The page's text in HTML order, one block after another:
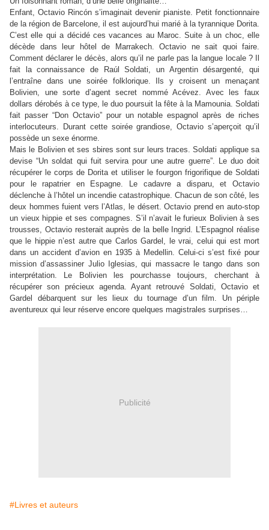
Enfant, Octavio Rincón s’imaginait devenir pianiste. Petit fonctionnaire
de la région de Barcelone, il est aujourd’hui marié à la tyrannique Dorita.
C’est elle qui a décidé ces vacances au Maroc. Suite à un choc, elle
décède dans leur hôtel de Marrakech. Octavio ne sait quoi faire.
Comment déclarer le décès, alors qu’il ne parle pas la langue locale ? Il
fait la connaissance de Raúl Soldati, un Argentin désargenté, qui
l’entraîne dans une soirée folklorique. Ils y croisent un menaçant
Bolivien, une sorte d’agent secret nommé Acévez. Avec les faux
dollars dérobés à ce type, le duo poursuit la fête à la Mamounia. Soldati
fait passer “Don Octavio” pour un notable espagnol après de riches
interlocuteurs. Durant cette soirée grandiose, Octavio s’aperçoit qu’il
possède un sexe énorme.
Mais le Bolivien et ses sbires sont sur leurs traces. Soldati applique sa
devise “Un soldat qui fuit servira pour une autre guerre”. Le duo doit
récupérer le corps de Dorita et utiliser le fourgon frigorifique de Soldati
pour le rapatrier en Espagne. Le cadavre a disparu, et Octavio
déclenche à l’hôtel un incendie catastrophique. Chacun de son côté, les
deux hommes fuient vers l’Atlas, le désert. Octavio prend en auto-stop
un vieux hippie et ses compagnes. S’il n’avait le furieux Bolivien à ses
trousses, Octavio resterait auprès de la belle Ingrid. L’Espagnol réalise
que le hippie n’est autre que Carlos Gardel, le vrai, celui qui est mort
dans un accident d’avion en 1935 à Medellin. Celui-ci s’est fixé pour
mission d’assassiner Julio Iglesias, qui massacre le tango dans son
interprétation. Le Bolivien les pourchasse toujours, cherchant à
récupérer son précieux agenda. Ayant retrouvé Soldati, Octavio et
Gardel débarquent sur les lieux du tournage d’un film. Un périple
aventureux qui leur réserve encore quelques magistrales surprises…
Publicité
#Livres et auteurs